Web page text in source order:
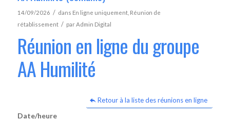
14/09/2026 / dans En ligne uniquement, Réunion de
rétablissement / parAdmin Digital
Réunion en ligne du groupe
AA Humilité
Retour à la liste des réunions en ligne
Date/heure